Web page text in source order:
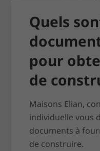
Quels
pour
de
Maisons Elian,
individuelle vous
documents à
de construire.